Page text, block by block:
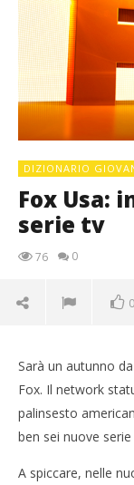
DIZIONARIO
Fox Usa:
serie tv
76 0
0
Sarà un autunno
Fox. Il network
palinsesto
ben sei nuove
A spiccare, nelle